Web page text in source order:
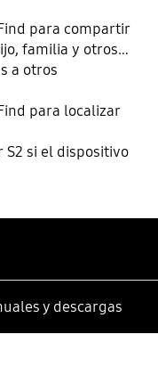
para compartir
familia y otros
a otros
para localizar
S2 si el dispositivo
y descargas